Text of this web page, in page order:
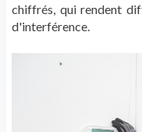
chiffrés, qui rendent
d'interférence.